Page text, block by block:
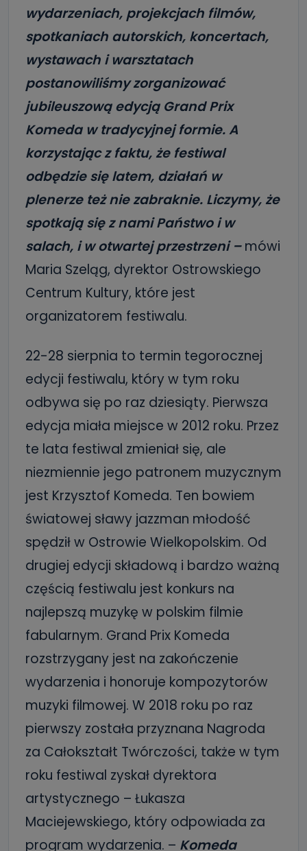
wydarzeniach, projekcjach filmów,
spotkaniach autorskich, koncertach,
wystawach i warsztatach
postanowiliśmy zorganizować
jubileuszową edycją Grand Prix
Komeda w tradycyjnej formie. A
korzystając z faktu, że festiwal
odbędzie się latem, działań w
plenerze też nie zabraknie. Liczymy, że
spotkają się z nami Państwo i w
salach, i w otwartej przestrzeni –mówi
Maria Szeląg, dyrektor Ostrowskiego
Centrum Kultury, które jest
organizatorem festiwalu.
22-28 sierpnia to termin tegorocznej
edycji festiwalu, który w tym roku
odbywa się po raz dziesiąty. Pierwsza
edycja miała miejsce w 2012 roku. Przez
te lata festiwal zmieniał się, ale
niezmiennie jego patronem muzycznym
jest Krzysztof Komeda. Ten bowiem
światowej sławy jazzman młodość
spędził w Ostrowie Wielkopolskim. Od
drugiej edycji składową i bardzo ważną
częścią festiwalu jest konkurs na
najlepszą muzykę w polskim filmie
fabularnym. Grand Prix Komeda
rozstrzygany jest na zakończenie
wydarzenia i honoruje kompozytorów
muzyki filmowej. W 2018 roku po raz
pierwszy została przyznana Nagroda
za Całokształt Twórczości, także w tym
roku festiwal zyskał dyrektora
artystycznego – Łukasza
Maciejewskiego, który odpowiada za
program wydarzenia. – Komeda